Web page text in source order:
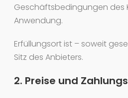
Geschäftsbedingungen des
Anwendung.
Erfüllungsort ist – soweit
Sitz des Anbieters.
2. Preise und